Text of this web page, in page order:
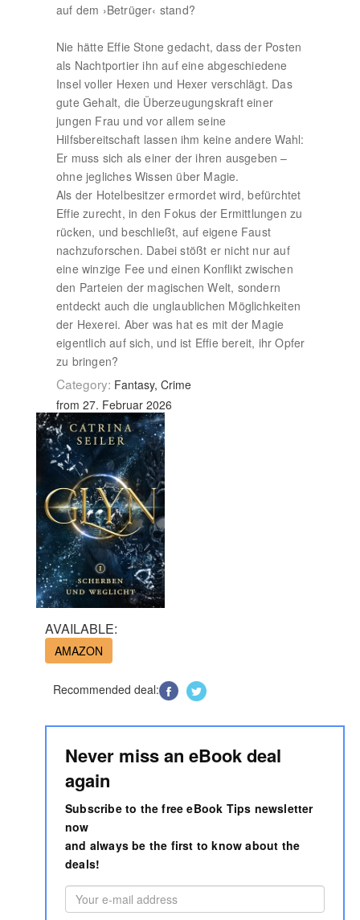
auf dem ›Betrüger‹ stand?
Nie hätte Effie Stone gedacht, dass der Posten
als Nachtportier ihn auf eine abgeschiedene
Insel voller Hexen und Hexer verschlägt. Das
gute Gehalt, die Überzeugungskraft einer
jungen Frau und vor allem seine
Hilfsbereitschaft lassen ihm keine andere Wahl:
Er muss sich als einer der ihren ausgeben –
ohne jegliches Wissen über Magie.
Als der Hotelbesitzer ermordet wird, befürchtet
Effie zurecht, in den Fokus der Ermittlungen zu
rücken, und beschließt, auf eigene Faust
nachzuforschen. Dabei stößt er nicht nur auf
eine winzige Fee und einen Konflikt zwischen
den Parteien der magischen Welt, sondern
entdeckt auch die unglaublichen Möglichkeiten
der Hexerei. Aber was hat es mit der Magie
eigentlich auf sich, und ist Effie bereit, ihr Opfer
zu bringen?
Category: Fantasy, Crime
from 27. Februar 2026
AVAILABLE:
AMAZON
Recommended deal:
Never miss an eBook deal
again
Subscribe to the free eBook Tips newsletter
now
and always be the first to know about the
deals!